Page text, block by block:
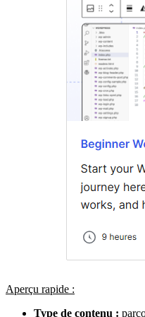
Aperçu rapide :
Type de contenu :